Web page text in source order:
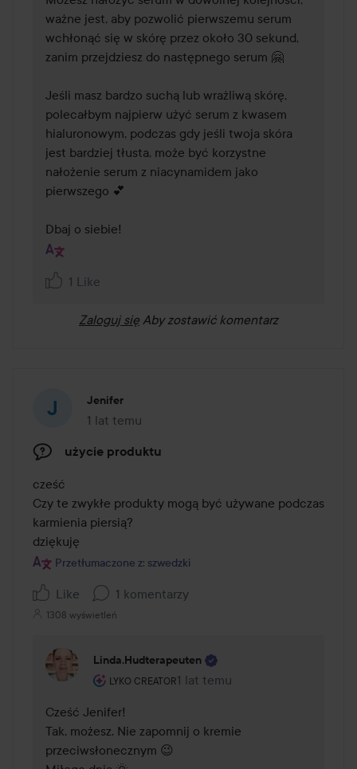
ważne jest, aby pozwolić pierwszemu serum
wchłonąć się w skórę przez około 30 sekund,
zanim przejdziesz do następnego serum 🤗
Jeśli masz bardzo suchą lub wrażliwą skórę,
polecałbym najpierw użyć serum z kwasem
hialuronowym, podczas gdy jeśli twoja skóra
jest bardziej tłusta, może być korzystne
nałożenie serum z niacynamidem jako
pierwszego 💕
Dbaj o siebie!
1 Like
Zaloguj się Aby zostawić komentarz
Jenifer
1 lat temu
Post został utworzony 1 lat temu
użycie produktu
cześć
Czy te zwykłe produkty mogą być używane podczas
karmienia piersią?
dziękuję
Przetłumaczone z: szwedzki
Like 1 komentarzy
1308 wyświetleń
Linda.hudterapeuten
LYKO CREATOR
Rola użytkownika: Lyko Creator.
1 lat temu
Komentarz został dodany 1 lat
Cześć Jenifer!
Tak, możesz. Nie zapomnij o kremie
przeciwsłonecznym 😉